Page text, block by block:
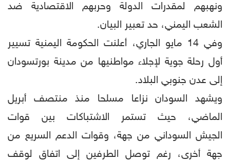
ونهبهم لمقدرات الدولة وحربهم الاقتصادية ضد
الشعب اليمني، حد تعبير البيان.
وفي 14 مايو الجاري، أعلنت الحكومة اليمنية تسيير
أول رحلة جوية لإجلاء مواطنيها من مدينة بورتسودان
إلى عدن جنوبي البلاد.
ويشهد السودان نزاعا مسلحا منذ منتصف أبريل
الماضي، حيث تستمر الاشتباكات بين قوات
الجيش السوداني من جهة، وقوات الدعم السريع من
جهة أخرى، رغم توصل الطرفين إلى اتفاق لوقف